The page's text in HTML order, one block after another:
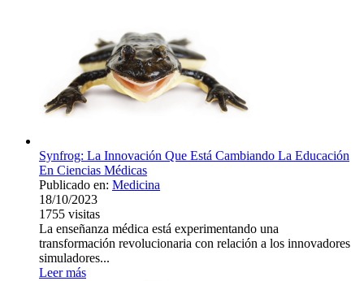
Synfrog: La Innovación Que Está Cambiando La Educación
En Ciencias Médicas
Publicado en: Medicina
18/10/2023
1755 visitas
La enseñanza médica está experimentando una
transformación revolucionaria con relación a los innovadores
simuladores...
Leer más